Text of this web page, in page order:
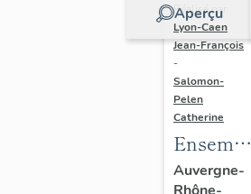
Aperçu
Réalisé par
Lyon-Caen
Jean-François
-
Salomon-
Pelen
Catherine
Ensemble
du génie
Auvergne-